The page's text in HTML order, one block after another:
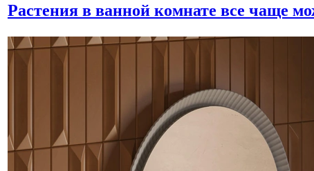
Растения в ванной комнате все чаще